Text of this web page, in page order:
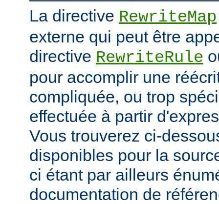
La directive RewriteMap
externe qui peut être
directive RewriteRule
pour accomplir une
compliquée, ou trop
effectuée à partir
Vous trouverez ci-
disponibles pour la
ci étant par ailleurs
documentation de